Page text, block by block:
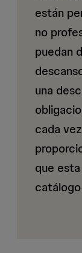
están
no
puedan
una
cada
que